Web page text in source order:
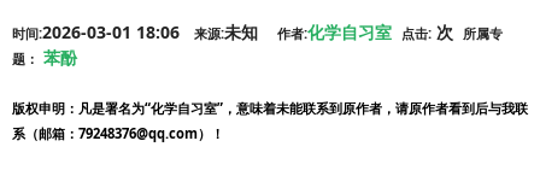
时间:2026-03-01 18:06 来源:未知 作者:化学自习室 点击: 次
所属专
题： 苯酚
版权申明 ：凡是署名为“化学自习室”，意味着未能联系到原作者，请原作者看到后与我联
系（邮箱：79248376@qq.com）！